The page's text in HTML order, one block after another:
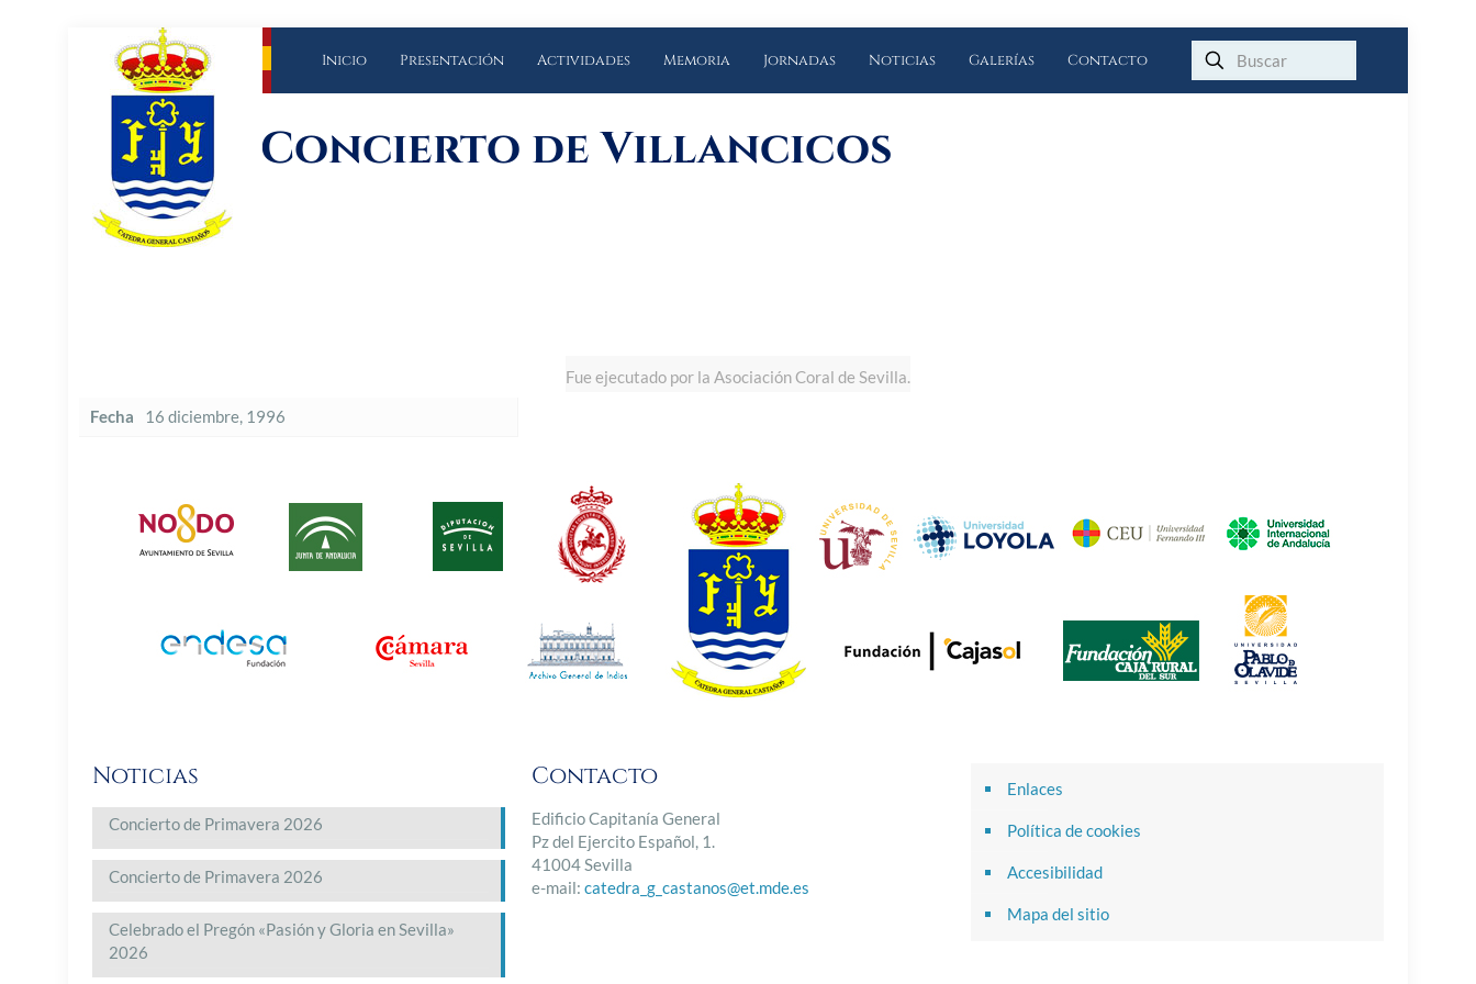
Inicio Presentación Actividades Memoria Jornadas Noticias Galerías Contacto
Concierto de Villancicos
Fue ejecutado por la Asociación Coral de Sevilla.
Fecha
16 diciembre, 1996
Noticias
Concierto de Primavera 2026
Concierto de Primavera 2026
Celebrado el Pregón «Pasión y Gloria en Sevilla»
2026
Contacto
Edificio Capitanía General
Pz del Ejercito Español, 1.
41004 Sevilla
e-mail: catedra_g_castanos@et.mde.es
Enlaces
Política de cookies
Accesibilidad
Mapa del sitio